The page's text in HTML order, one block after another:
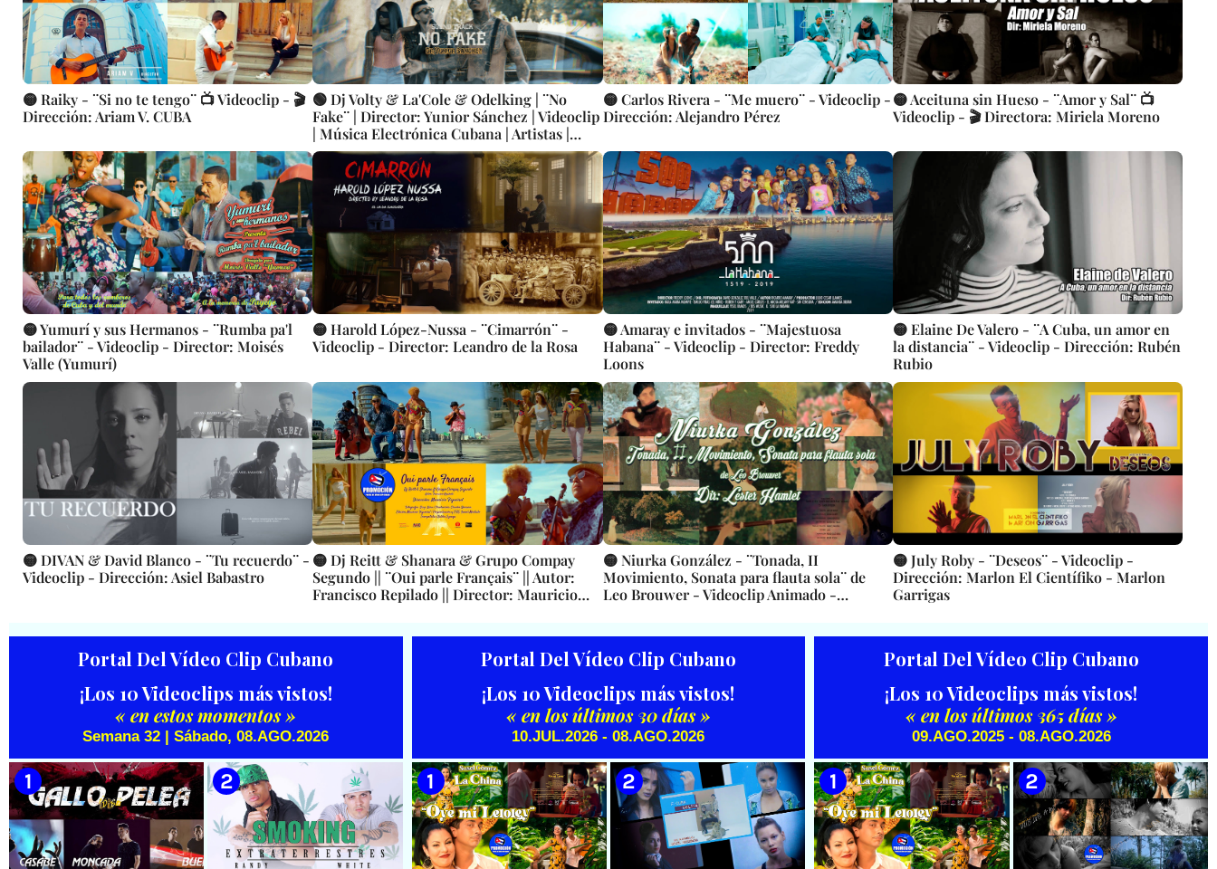
🟡 Raiky - ¨Si no te tengo¨ 📺 Videoclip - 🎬
Dirección: Ariam V. CUBA
🟢 Dj Volty & La'Cole & Odelking | ¨No
Fake¨ | Director: Yunior Sánchez | Videoclip
| Música Electrónica Cubana | Artistas |
Canción | CUBA - USA
🟡 Carlos Rivera - ¨Me muero¨ - Videoclip -
Dirección: Alejandro Pérez
🟡 Aceituna sin Hueso - ¨Amor y Sal¨ 📺
Videoclip - 🎬 Directora: Miriela Moreno
🟡 Yumurí y sus Hermanos - ¨Rumba pa'l
bailador¨ - Videoclip - Director: Moisés
Valle (Yumurí)
🟡 Harold López-Nussa - ¨Cimarrón¨ -
Videoclip - Director: Leandro de la Rosa
🟡 Amaray e invitados - ¨Majestuosa
Habana¨ - Videoclip - Director: Freddy
Loons
🟡 Elaine De Valero - ¨A Cuba, un amor en
la distancia¨ - Videoclip - Dirección: Rubén
Rubio
🟡 DIVAN & David Blanco - ¨Tu recuerdo¨ -
Videoclip - Dirección: Asiel Babastro
🟡 Dj Reitt & Shanara & Grupo Compay
Segundo || ¨Oui parle Français¨ || Autor:
Francisco Repilado || Director: Mauricio
🟡 Niurka González - ¨Tonada, II
Movimiento, Sonata para flauta sola¨ de
Leo Brouwer - Videoclip Animado -
🟡 July Roby - ¨Deseos¨ - Videoclip -
Dirección: Marlon El Científiko - Marlon
Garrigas
Portal Del Vídeo Clip Cubano
¡Los 10 Videoclips más vistos!
« en estos momentos »
Semana 32 | Sábado, 08.AGO.2026
Portal Del Vídeo Clip Cubano
¡Los 10 Videoclips más vistos!
« en los últimos 30 días »
10.JUL.2026 - 08.AGO.2026
Portal Del Vídeo Clip Cubano
¡Los 10 Videoclips más vistos!
« en los últimos 365 días »
09.AGO.2025 - 08.AGO.2026